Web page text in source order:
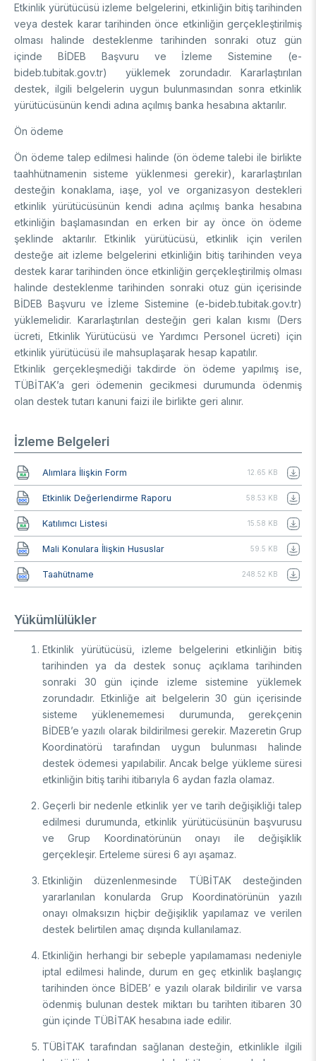
Etkinlik yürütücüsü izleme belgelerini, etkinliğin bitiş tarihinden
veya destek karar tarihinden önce etkinliğin gerçekleştirilmiş
olması halinde desteklenme tarihinden sonraki otuz gün
içinde BİDEB Başvuru ve İzleme Sistemine (e-
bideb.tubitak.gov.tr) yüklemek zorundadır. Kararlaştırılan
destek, ilgili belgelerin uygun bulunmasından sonra etkinlik
yürütücüsünün kendi adına açılmış banka hesabına aktarılır.
Ön ödeme
Ön ödeme talep edilmesi halinde (ön ödeme talebi ile birlikte
taahhütnamenin sisteme yüklenmesi gerekir), kararlaştırılan
desteğin konaklama, iaşe, yol ve organizasyon destekleri
etkinlik yürütücüsünün kendi adına açılmış banka hesabına
etkinliğin başlamasından en erken bir ay önce ön ödeme
şeklinde aktarılır. Etkinlik yürütücüsü, etkinlik için verilen
desteğe ait izleme belgelerini etkinliğin bitiş tarihinden veya
destek karar tarihinden önce etkinliğin gerçekleştirilmiş olması
halinde desteklenme tarihinden sonraki otuz gün içerisinde
BİDEB Başvuru ve İzleme Sistemine (e-bideb.tubitak.gov.tr)
yüklemelidir. Kararlaştırılan desteğin geri kalan kısmı (Ders
ücreti, Etkinlik Yürütücüsü ve Yardımcı Personel ücreti) için
etkinlik yürütücüsü ile mahsuplaşarak hesap kapatılır.
Etkinlik gerçekleşmediği takdirde ön ödeme yapılmış ise,
TÜBİTAK’a geri ödemenin gecikmesi durumunda ödenmiş
olan destek tutarı kanuni faizi ile birlikte geri alınır.
İzleme Belgeleri
Belge
Alımlara İlişkin Form 12.65 KB
Belge
Etkinlik Değerlendirme Raporu 58.53 KB
Belge
Katılımcı Listesi 15.58 KB
Belge
Mali Konulara İlişkin Hususlar 59.5 KB
Belge
Taahütname 248.52 KB
Yükümlülükler
Etkinlik yürütücüsü, izleme belgelerini etkinliğin bitiş
tarihinden ya da destek sonuç açıklama tarihinden
sonraki 30 gün içinde izleme sistemine yüklemek
zorundadır. Etkinliğe ait belgelerin 30 gün içerisinde
sisteme yüklenememesi durumunda, gerekçenin
BİDEB’e yazılı olarak bildirilmesi gerekir. Mazeretin Grup
Koordinatörü tarafından uygun bulunması halinde
destek ödemesi yapılabilir. Ancak belge yükleme süresi
etkinliğin bitiş tarihi itibarıyla 6 aydan fazla olamaz.
Geçerli bir nedenle etkinlik yer ve tarih değişikliği talep
edilmesi durumunda, etkinlik yürütücüsünün başvurusu
ve Grup Koordinatörünün onayı ile değişiklik
gerçekleşir. Erteleme süresi 6 ayı aşamaz.
Etkinliğin düzenlenmesinde TÜBİTAK desteğinden
yararlanılan konularda Grup Koordinatörünün yazılı
onayı olmaksızın hiçbir değişiklik yapılamaz ve verilen
destek belirtilen amaç dışında kullanılamaz.
Etkinliğin herhangi bir sebeple yapılamaması nedeniyle
iptal edilmesi halinde, durum en geç etkinlik başlangıç
tarihinden önce BİDEB’ e yazılı olarak bildirilir ve varsa
ödenmiş bulunan destek miktarı bu tarihten itibaren 30
gün içinde TÜBİTAK hesabına iade edilir.
TÜBİTAK tarafından sağlanan desteğin, etkinlikle ilgili